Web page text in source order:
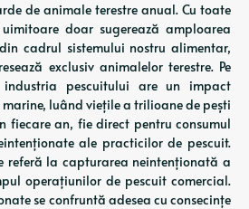
de animale terestre anual. Cu toate
doar sugerează amploarea
cadrul sistemului nostru alimentar,
exclusiv animalelor terestre. Pe
pescuitului are un impact
luând viețile a trilioane de pești
fiecare an, fie direct pentru consumul
ale practicilor de pescuit.
referă la capturarea neintenționată a
operațiunilor de pescuit comercial.
se confruntă adesea cu consecințe